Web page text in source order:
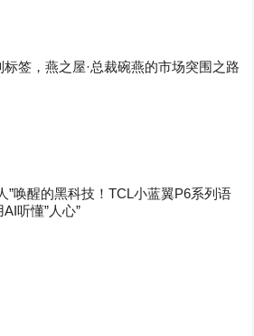
标签，燕之屋·总裁碗燕的市场突围之路
”唤醒的黑科技！TCL小蓝翼P6系列语
听懂”人心”